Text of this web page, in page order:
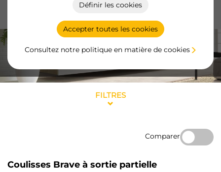
Définir les cookies
Accepter toutes les cookies
Consultez notre politique en matière de cookies
douce et push-to-open, idéales pour les meubles de cuisine,
FILTRES
Comparer
Coulisses Brave à sortie partielle